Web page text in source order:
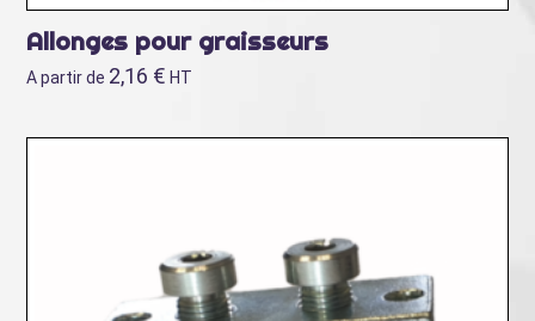
Allonges pour graisseurs
A partir de 2,16 € HT